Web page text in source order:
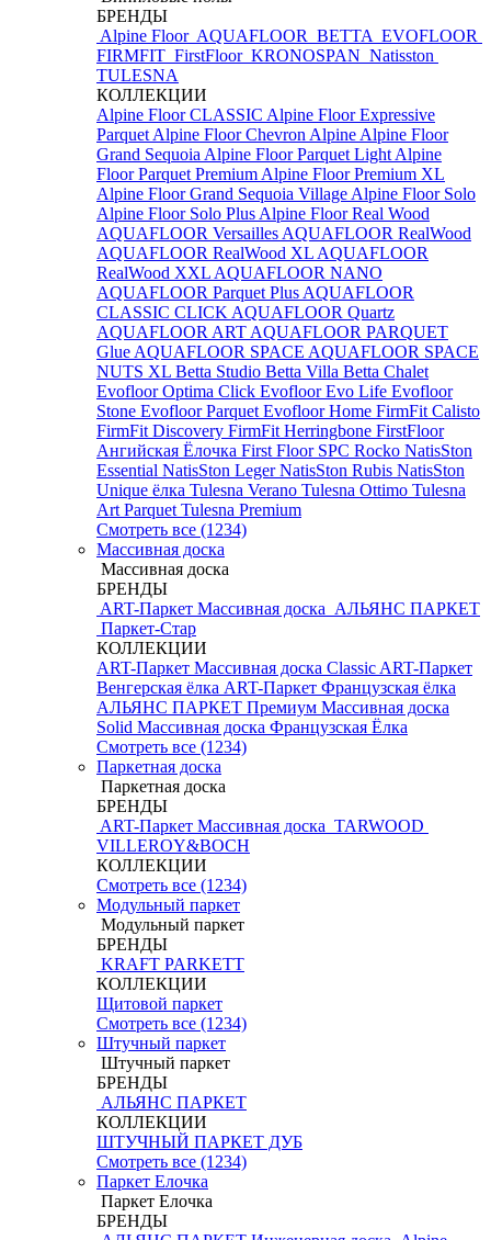
БРЕНДЫ
Alpine Floor AQUAFLOOR BETTA EVOFLOOR
FIRMFIT FirstFloor KRONOSPAN Natisston
TULESNA
КОЛЛЕКЦИИ
Alpine Floor CLASSIC Alpine Floor Expressive
Parquet Alpine Floor Chevron Alpine Alpine Floor
Grand Sequoia Alpine Floor Parquet Light Alpine
Floor Parquet Premium Alpine Floor Premium XL
Alpine Floor Grand Sequoia Village Alpine Floor Solo
Alpine Floor Solo Plus Alpine Floor Real Wood
AQUAFLOOR Versailles AQUAFLOOR RealWood
AQUAFLOOR RealWood XL AQUAFLOOR
RealWood XXL AQUAFLOOR NANO
AQUAFLOOR Parquet Plus AQUAFLOOR
CLASSIC CLICK AQUAFLOOR Quartz
AQUAFLOOR ART AQUAFLOOR PARQUET
Glue AQUAFLOOR SPACE AQUAFLOOR SPACE
NUTS XL Betta Studio Betta Villa Betta Chalet
Evofloor Optima Click Evofloor Evo Life Evofloor
Stone Evofloor Parquet Evofloor Home FirmFit Calisto
FirmFit Discovery FirmFit Herringbone FirstFloor
Ангийская Ёлочка First Floor SPC Rocko NatisSton
Essential NatisSton LegerNatisSton Rubis NatisSton
Unique ёлка Tulesna Verano Tulesna Ottimo Tulesna
Art Parquet Tulesna Premium
Смотреть все (1234)
Массивная доска
Массивная доска
БРЕНДЫ
ART-Паркет Массивная доска АЛЬЯНС ПАРКЕТ
Паркет-Стар
КОЛЛЕКЦИИ
ART-Паркет Массивная доска Classic ART-Паркет
Венгерская ёлка ART-Паркет Французская ёлка
АЛЬЯНС ПАРКЕТ Премиум Массивная доска
Solid Массивная доска Французская Ёлка
Смотреть все (1234)
Паркетная доска
Паркетная доска
БРЕНДЫ
ART-Паркет Массивная доска TARWOOD
VILLEROY&BOCH
КОЛЛЕКЦИИ
Смотреть все (1234)
Модульный паркет
Модульный паркет
БРЕНДЫ
KRAFT PARKETT
КОЛЛЕКЦИИ
Щитовой паркет
Смотреть все (1234)
Штучный паркет
Штучный паркет
БРЕНДЫ
АЛЬЯНС ПАРКЕТ
КОЛЛЕКЦИИ
ШТУЧНЫЙ ПАРКЕТ ДУБ
Смотреть все (1234)
Паркет Елочка
Паркет Елочка
БРЕНДЫ